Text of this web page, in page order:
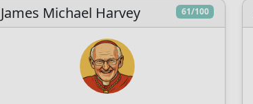
61/100
James Michael Harvey